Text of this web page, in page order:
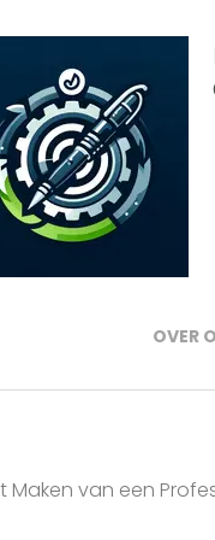
OVER
Maken van een